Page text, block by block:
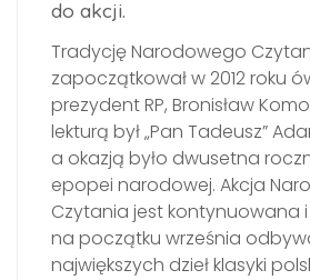
do akcji.
Tradycję Narodowego
zapoczątkował w 2012 roku
prezydent RP, Bronisław
lekturą był „Pan Tadeusz”
a okazją było dwusetna
epopei narodowej. Akcja
Czytania jest kontynuowana
na początku września
największych dzieł klasyki